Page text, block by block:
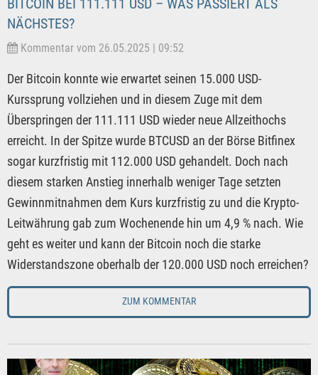
BITCOIN BEI 111.111 USD – WAS PASSIERT ALS
NÄCHSTES?
Kommentar vom 26.05.2025 | 09:52
Der Bitcoin konnte wie erwartet seinen 15.000 USD-
Kurssprung vollziehen und in diesem Zuge mit dem
Überspringen der 111.111 USD wieder neue Allzeithochs
erreicht. In der Spitze wurde BTCUSD an der Börse Bitfinex
sogar kurzfristig mit 112.000 USD gehandelt. Doch nach
diesem starken Anstieg innerhalb weniger Tage setzten
Gewinnmitnahmen dem Kurs kurzfristig zu und die Krypto-
Leitwährung gab zum Wochenende hin um 4,9 % nach. Wie
geht es weiter und kann der Bitcoin noch die starke
Widerstandszone oberhalb der 120.000 USD noch erreichen?
ZUM KOMMENTAR